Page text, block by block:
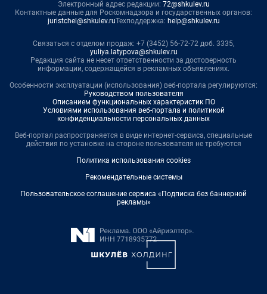
Электронный адрес редакции: 72@shkulev.ru
Контактные данные для Роскомнадзора и государственных органов:
juristchel@shkulev.ruТехподдержка: help@shkulev.ru
Связаться с отделом продаж: +7 (3452) 56-72-72 доб. 3335,
yuliya.latypova@shkulev.ru
Редакция сайта не несет ответственности за достоверность
информации, содержащейся в рекламных объявлениях.
Особенности эксплуатации (использования) веб-портала регулируются:
Руководством пользователя
Описанием функциональных характеристик ПО
Условиями использования веб-портала и политикой
конфиденциальности персональных данных
Веб-портал распространяется в виде интернет-сервиса, специальные
действия по установке на стороне пользователя не требуются
Политика использования cookies
Рекомендательные системы
Пользовательское соглашение сервиса «Подписка без баннерной
рекламы»